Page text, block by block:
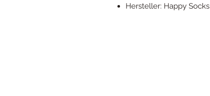
Hersteller: Happy Socks